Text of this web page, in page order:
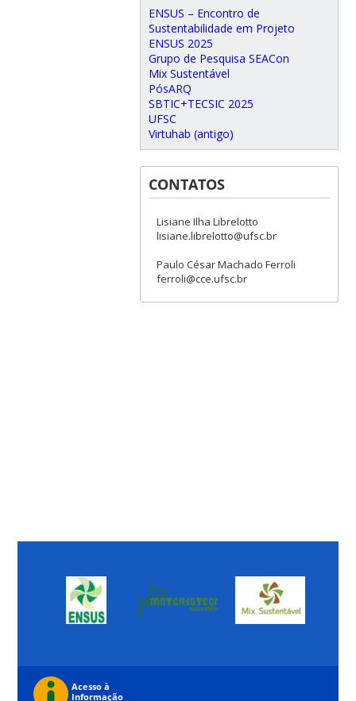
ENSUS – Encontro de
Sustentabilidade em Projeto
ENSUS 2025
Grupo de Pesquisa SEACon
Mix Sustentável
PósARQ
SBTIC+TECSIC 2025
UFSC
Virtuhab (antigo)
CONTATOS
Lisiane Ilha Librelotto
lisiane.librelotto@ufsc.br
Paulo César Machado Ferroli
ferroli@cce.ufsc.br